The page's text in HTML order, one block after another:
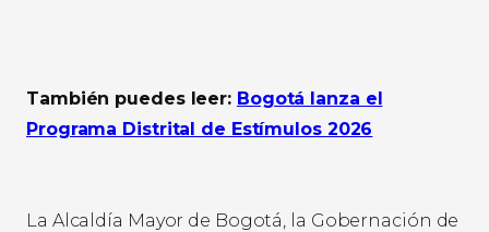
También puedes leer: Bogotá lanza el
Programa Distrital de Estímulos 2026
La Alcaldía Mayor de Bogotá, la Gobernación de